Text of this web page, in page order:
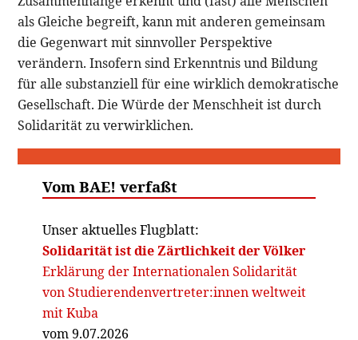
als Gleiche begreift, kann mit anderen gemeinsam
die Gegenwart mit sinnvoller Perspektive
verändern. Insofern sind Erkenntnis und Bildung
für alle substanziell für eine wirklich demokratische
Gesellschaft. Die Würde der Menschheit ist durch
Solidarität zu verwirklichen.
Vom BAE! verfaßt
Unser aktuelles Flugblatt:
Solidarität ist die Zärtlichkeit der Völker
Erklärung der Internationalen Solidarität
von Studierendenvertreter:innen weltweit
mit Kuba
vom 9.07.2026